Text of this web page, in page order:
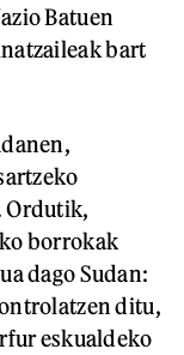
Batuen
bart
Ordutik,
borrokak
dago Sudan:
ditu,
eskualdeko